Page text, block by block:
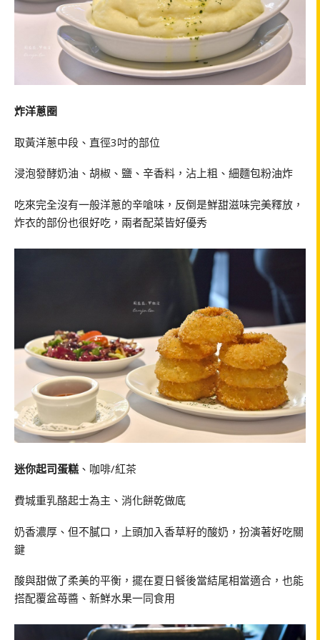
炸洋蔥圈
取黃洋蔥中段、直徑3吋的部位
浸泡發酵奶油、胡椒、鹽、辛香料，沾上粗、細麵包粉油炸
吃來完全沒有一般洋蔥的辛嗆味，反倒是鮮甜滋味完美釋放，
炸衣的部份也很好吃，兩者配菜皆好優秀
迷你起司蛋糕 、咖啡/紅茶
費城重乳酪起士為主、消化餅乾做底
奶香濃厚、但不膩口，上頭加入香草籽的酸奶，扮演著好吃關
鍵
酸與甜做了柔美的平衡，擺在夏日餐後當結尾相當適合，也能
搭配覆盆苺醬、新鮮水果一同食用